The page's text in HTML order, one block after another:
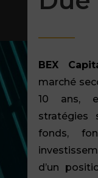
BEX
marché
10 ans,
stratégies
fonds,
d’un